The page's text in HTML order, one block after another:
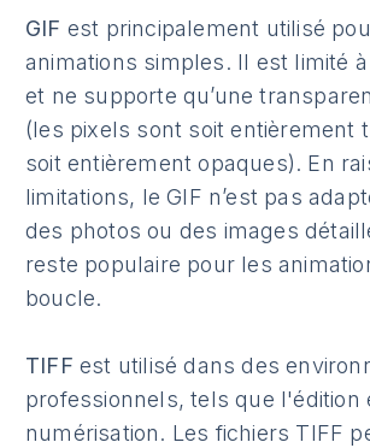
GIF est principalement utilisé
animations simples. Il est limité
et ne supporte qu’une
(les pixels sont soit entièrement
soit entièrement opaques). En
limitations, le GIF n’est pas
des photos ou des images
reste populaire pour les
boucle.
TIFF est utilisé dans des
professionnels, tels que l'édition
numérisation. Les fichiers TIFF